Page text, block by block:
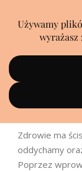
Styl
Zdrowie ma
oddychamy
Poprzez